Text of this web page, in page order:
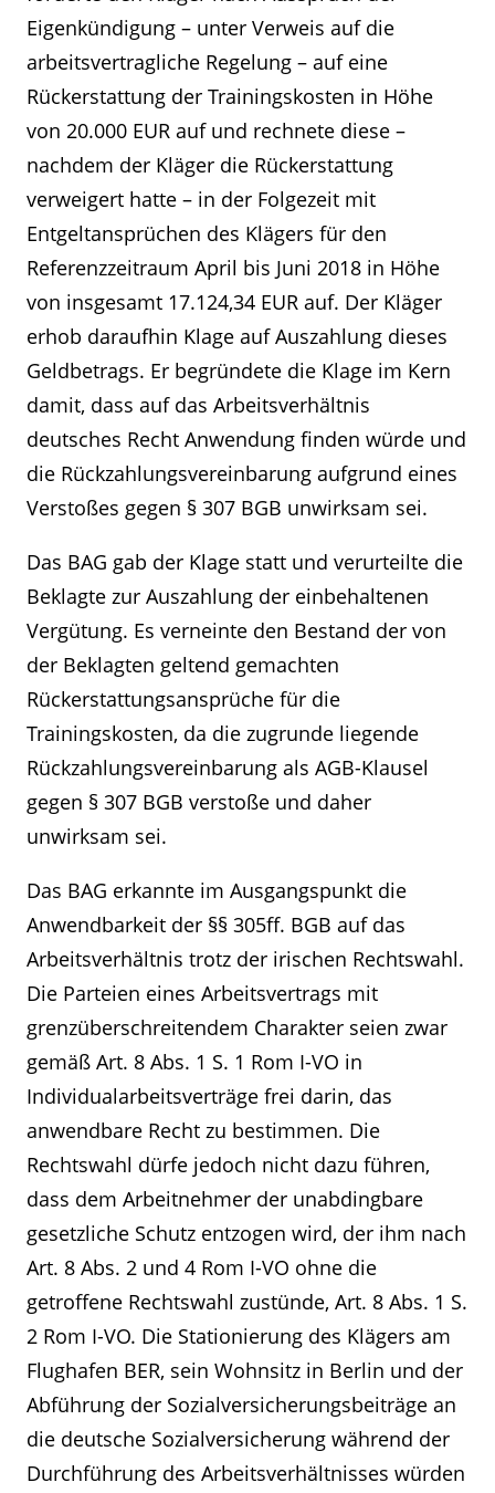
Eigenkündigung – unter Verweis auf die
arbeitsvertragliche Regelung – auf eine
Rückerstattung der Trainingskosten in Höhe
von 20.000 EUR auf und rechnete diese –
nachdem der Kläger die Rückerstattung
verweigert hatte – in der Folgezeit mit
Entgeltansprüchen des Klägers für den
Referenzzeitraum April bis Juni 2018 in Höhe
von insgesamt 17.124,34 EUR auf. Der Kläger
erhob daraufhin Klage auf Auszahlung dieses
Geldbetrags. Er begründete die Klage im Kern
damit, dass auf das Arbeitsverhältnis
deutsches Recht Anwendung finden würde und
die Rückzahlungsvereinbarung aufgrund eines
Verstoßes gegen § 307 BGB unwirksam sei.
Das BAG gab der Klage statt und verurteilte die
Beklagte zur Auszahlung der einbehaltenen
Vergütung. Es verneinte den Bestand der von
der Beklagten geltend gemachten
Rückerstattungsansprüche für die
Trainingskosten, da die zugrunde liegende
Rückzahlungsvereinbarung als AGB-Klausel
gegen § 307 BGB verstoße und daher
unwirksam sei.
Das BAG erkannte im Ausgangspunkt die
Anwendbarkeit der §§ 305ff. BGB auf das
Arbeitsverhältnis trotz der irischen Rechtswahl.
Die Parteien eines Arbeitsvertrags mit
grenzüberschreitendem Charakter seien zwar
gemäß Art. 8 Abs. 1 S. 1 Rom I-VO in
Individualarbeitsverträge frei darin, das
anwendbare Recht zu bestimmen. Die
Rechtswahl dürfe jedoch nicht dazu führen,
dass dem Arbeitnehmer der unabdingbare
gesetzliche Schutz entzogen wird, der ihm nach
Art. 8 Abs. 2 und 4 Rom I-VO ohne die
getroffene Rechtswahl zustünde, Art. 8 Abs. 1 S.
2 Rom I-VO. Die Stationierung des Klägers am
Flughafen BER, sein Wohnsitz in Berlin und der
Abführung der Sozialversicherungsbeiträge an
die deutsche Sozialversicherung während der
Durchführung des Arbeitsverhältnisses würden